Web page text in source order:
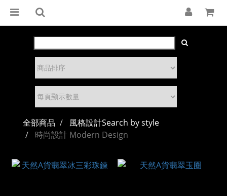
全部商品
風格設計Search by style
時尚設計 Modern Design